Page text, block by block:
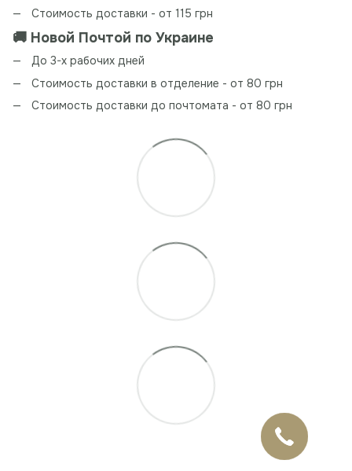
Стоимость доставки - от 115 грн
🚚 Новой Почтой по Украине
До 3-х рабочих дней
Стоимость доставки в отделение - от 80 грн
Стоимость доставки до почтомата - от 80 грн